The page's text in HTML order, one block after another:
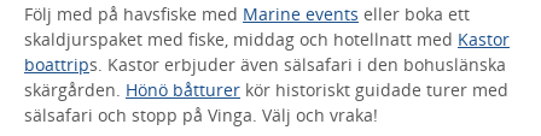
Följ med på havsfiske med Marine events eller boka ett
skaldjurspaket med fiske, middag och hotellnatt med Kastor
boattrips. Kastor erbjuder även sälsafari i den bohuslänska
skärgården. Hönö båtturer kör historiskt guidade turer med
sälsafari och stopp på Vinga. Välj och vraka!